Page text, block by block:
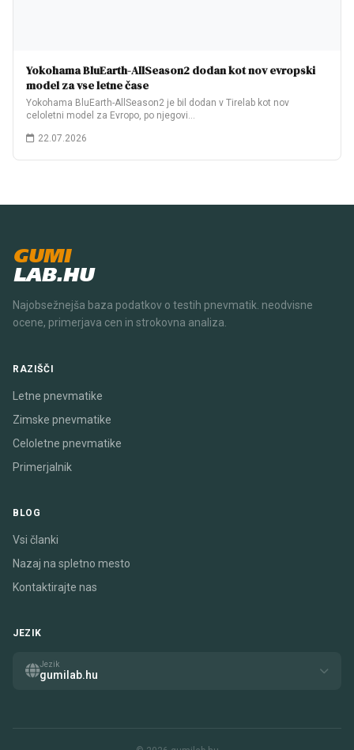
Yokohama BluEarth-AllSeason2 dodan kot nov evropski
model za vse letne čase
Yokohama BluEarth-AllSeason2 je bil dodan v Tirelab kot nov
celoletni model za Evropo, po njegovi…
22.07.2026
GUMI
LAB.HU
Najobsežnejša baza podatkov o testih pnevmatik. neodvisne
ocene, primerjava cen in strokovna analiza.
RAZIŠČI
Letne pnevmatike
Zimske pnevmatike
Celoletne pnevmatike
Primerjalnik
BLOG
Vsi članki
Nazaj na spletno mesto
Kontaktirajte nas
JEZIK
Jezik
gumilab.hu